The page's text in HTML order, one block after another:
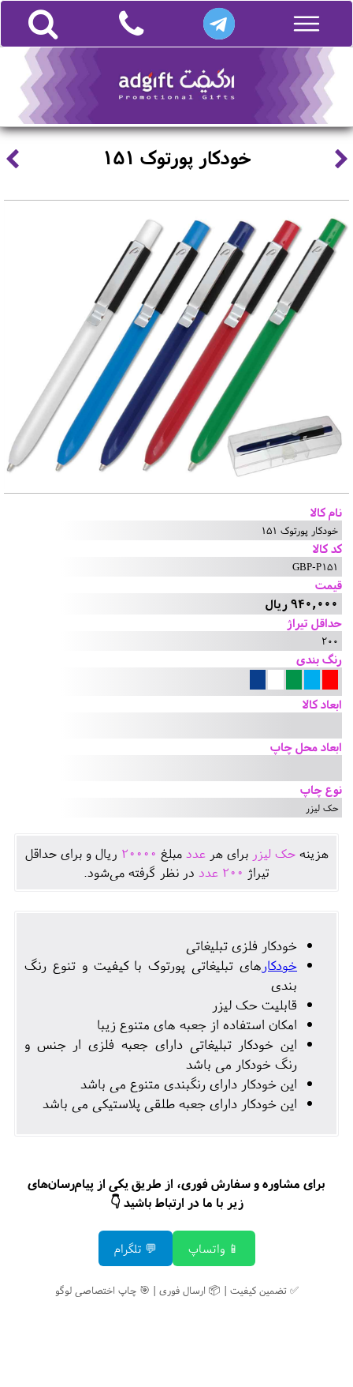
خودکار پورتوک 151
نام کالا
خودکار پورتوک 151
کد کالا
GBP-P151
قیمت
940,000 ریال
حداقل تیراژ
200
رنگ بندی
ابعاد کالا
ابعاد محل چاپ
نوع چاپ
حک لیزر
هزينهحک لیزر برای هرعدد مبلغ 20000 ريال و برای حداقل
تيراژ 200 عدد در نظر گرفته می‌شود.
خودکار فلزی تبلیغاتی
خودکار های تبلیغاتی پورتوک با کیفیت و تنوع رنگ
بندی
قابلیت حک لیزر
امکان استفاده از جعبه های متنوع زیبا
این خودکار تبلیغاتی دارای جعبه فلزی ار جنس و
رنگ خودکار می باشد
این خودکار دارای رنگبندی متنوع می باشد
این خودکار دارای جعبه طلقی پلاستیکی می باشد
برای مشاوره و سفارش فوری، از طریق یکی از پیام‌رسان‌های
زیر با ما در ارتباط باشید 👇
📱 واتساپ 💬 تلگرام
✅ تضمین کیفیت | 📦 ارسال فوری | 🎯 چاپ اختصاصی لوگو